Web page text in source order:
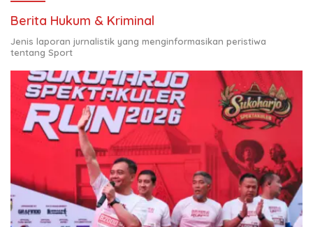
Berita Hukum & Kriminal
Jenis laporan jurnalistik yang menginformasikan peristiwa
tentang Sport